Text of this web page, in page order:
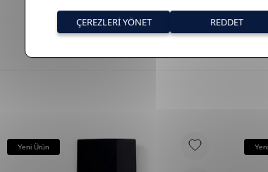
Yeni Ürün